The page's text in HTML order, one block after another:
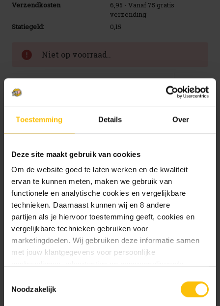
Toestemming Details Over
Deze site maakt gebruik van cookies
Om de website goed te laten werken en de kwaliteit
ervan te kunnen meten, maken we gebruik van
functionele en analytische cookies en vergelijkbare
technieken. Daarnaast kunnen wij en 8 andere
partijen als je hiervoor toestemming geeft, cookies en
vergelijkbare technieken gebruiken voor
marketingdoelen. Wij gebruiken deze informatie samen
met jouw klantgegevens voor persoonlijke
ervaringen: je eigen DTDD (gepersonaliseerde
aanbevelingen, functionaliteiten en communicatie binnen
Noodzakelijk
Verzendkosten
6,95 - Vanaf 75 gratis
verzending
Statiegeld:
0,15
voorraad: Niet op voorraad..
We mailen je graag zodra het product terug op
Mail me zodra product op voorraad is.
Beschrijving